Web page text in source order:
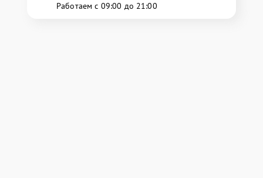
Работаем с 09:00 до 21:00